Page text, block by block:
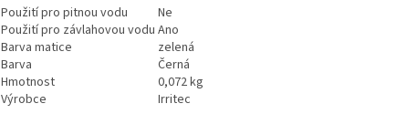
Použití pro pitnou vodu
Ne
Použití pro závlahovou vodu Ano
Barva matice
zelená
Barva
Černá
Hmotnost
0,072 kg
Výrobce
Irritec